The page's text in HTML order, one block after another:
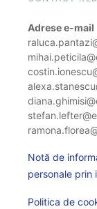
Adrese e-mail
Notă de
personale prin
Politica de